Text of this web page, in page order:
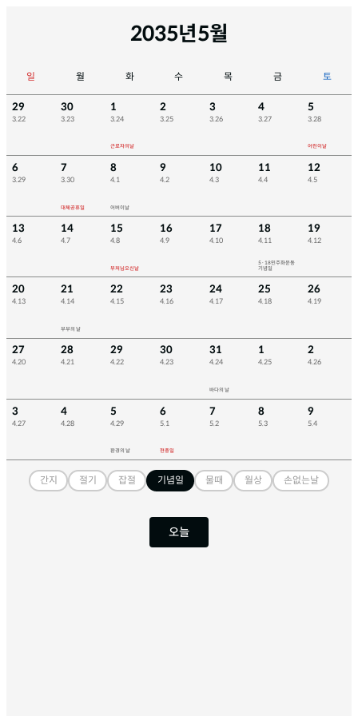
2035년5월
일 월 화 수 목 금 토
29
3.22
30
3.23
1
3.24
근로자의날
2
3.25
3
3.26
4
3.27
5
3.28
어린이날
6
3.29
7
3.30
대체공휴일
8
4.1
어버이날
9
4.2
10
4.3
11
4.4
12
4.5
13
4.6
14
4.7
15
4.8
부처님오신날
16
4.9
17
4.10
18
4.11
5·18민주화운동
기념일
19
4.12
20
4.13
21
4.14
부부의 날
22
4.15
23
4.16
24
4.17
25
4.18
26
4.19
27
4.20
28
4.21
29
4.22
30
4.23
31
4.24
바다의 날
1
4.25
2
4.26
3
4.27
4
4.28
5
4.29
환경의 날
6
5.1
현충일
7
5.2
8
5.3
9
5.4
간지 절기 잡절 기념일 물때 월상 손없는날
오늘